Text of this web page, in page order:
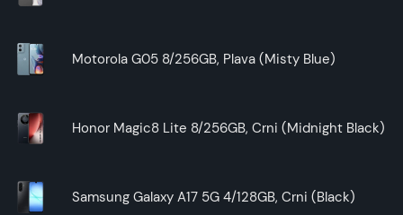
Motorola G05 8/256GB, Plava (Misty Blue)
Honor Magic8 Lite 8/256GB, Crni (Midnight Black)
Samsung Galaxy A17 5G 4/128GB, Crni (Black)